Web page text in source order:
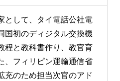
として、タイ電話公社電
国初のディジタル交換機
程と教科書作り、教官育
、フィリピン運輸通信省
充のため担当次官のアド